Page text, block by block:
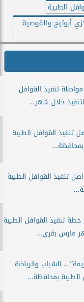
الطبية
أبوتيج والقوصية
تنفيذ القوافل
خلال شهر...
تنفيذ القوافل الطبية
تنفيذ القوافل الطبية
تنفيذ القوافل الطبية
مارس بقرى...
.. الشباب والرياضة
الطبية بمحافظة...